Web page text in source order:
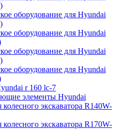
оборудование для Hyundai
оборудование для Hyundai
оборудование для Hyundai
оборудование для Hyundai
r 160 lc-7
элементы Hyundai
экскаватора R140W-
экскаватора R170W-